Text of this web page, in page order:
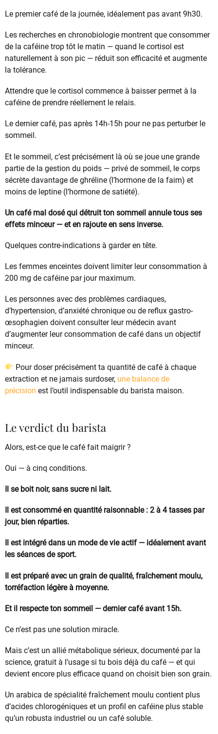
Le premier café de la journée, idéalement pas avant 9h30.
Les recherches en chronobiologie montrent que consommer
de la caféine trop tôt le matin — quand le cortisol est
naturellement à son pic — réduit son efficacité et augmente
la tolérance.
Attendre que le cortisol commence à baisser permet à la
caféine de prendre réellement le relais.
Le dernier café, pas après 14h-15h pour ne pas perturber le
sommeil.
Et le sommeil, c’est précisément là où se joue une grande
partie de la gestion du poids — privé de sommeil, le corps
sécrète davantage de ghréline (l’hormone de la faim) et
moins de leptine (l’hormone de satiété).
Un café mal dosé qui détruit ton sommeil annule tous ses
effets minceur — et en rajoute en sens inverse.
Quelques contre-indications à garder en tête.
Les femmes enceintes doivent limiter leur consommation à
200 mg de caféine par jour maximum.
Les personnes avec des problèmes cardiaques,
d’hypertension, d’anxiété chronique ou de reflux gastro-
œsophagien doivent consulter leur médecin avant
d’augmenter leur consommation de café dans un objectif
minceur.
Pour doser précisément ta quantité de café à chaque
extraction et ne jamais surdoser, une balance de
précision est l’outil indispensable du barista maison.
Le verdict du barista
Alors, est-ce que le café fait maigrir ?
Oui — à cinq conditions.
Il se boit noir, sans sucre ni lait.
Il est consommé en quantité raisonnable : 2 à 4 tasses par
jour, bien réparties.
Il est intégré dans un mode de vie actif — idéalement avant
les séances de sport.
Il est préparé avec un grain de qualité, fraîchement moulu,
torréfaction légère à moyenne.
Et il respecte ton sommeil — dernier café avant 15h.
Ce n’est pas une solution miracle.
Mais c’est un allié métabolique sérieux, documenté par la
science, gratuit à l’usage si tu bois déjà du café — et qui
devient encore plus efficace quand on choisit bien son grain.
Un arabica de spécialité fraîchement moulu contient plus
d’acides chlorogéniques et un profil en caféine plus stable
qu’un robusta industriel ou un café soluble.